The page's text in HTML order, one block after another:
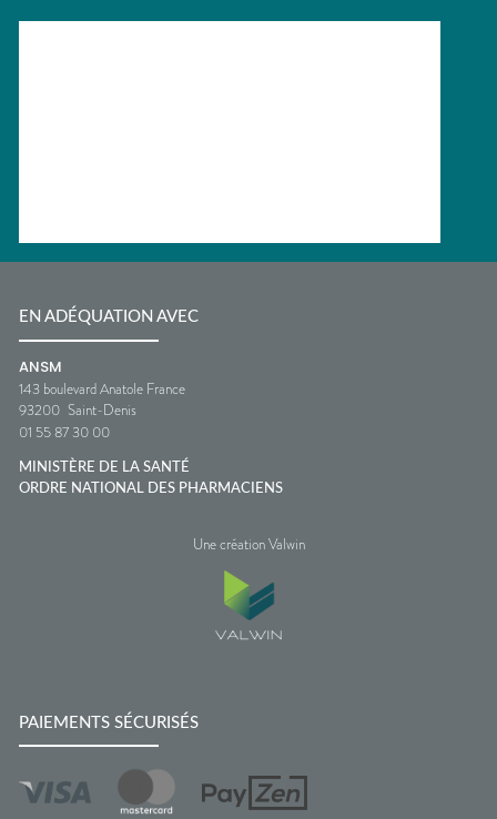
EN ADÉQUATION AVEC
ANSM
143 boulevard Anatole France
93200 Saint-Denis
01 55 87 30 00
MINISTÈRE DE LA SANTÉ
ORDRE NATIONAL DES PHARMACIENS
Une création Valwin
PAIEMENTS SÉCURISÉS